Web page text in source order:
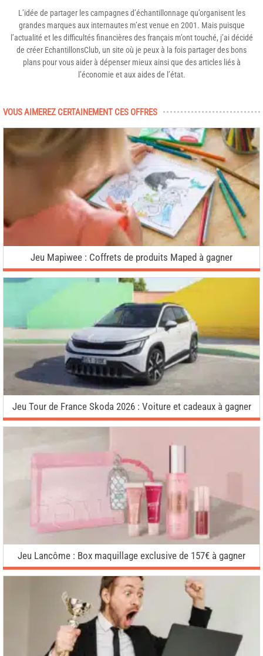
L’idée de partager les campagnes d’échantillonnage qu’organisent les
grandes marques aux internautes m’est venue en 2001. Mais puisque
l’actualité et les difficultés financières des français m’ont touché, j’ai décidé
de créer EchantillonsClub, un site où je peux à la fois partager des bons
plans pour vous aider à dépenser mieux ainsi que des articles liés à
l’économie et aux aides de l’état.
VOUS AIMEREZ CERTAINEMENT CES OFFRES
Jeu Mapiwee : Coffrets de produits Maped à gagner
Jeu Tour de France Skoda 2026 : Voiture et cadeaux à gagner
Jeu Lancôme : Box maquillage exclusive de 157€ à gagner